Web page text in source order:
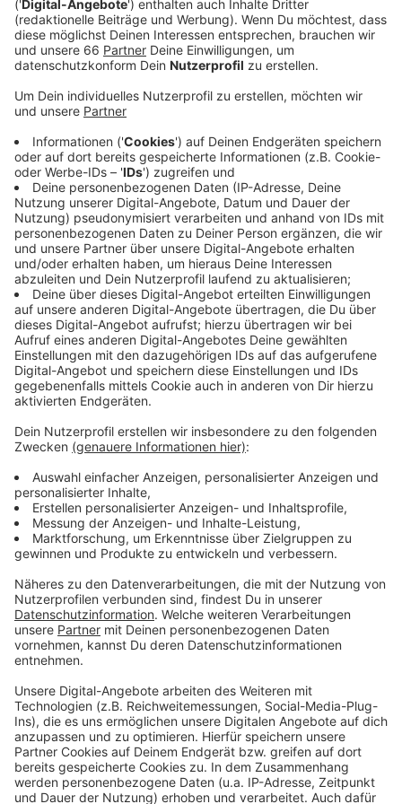
Anzeige
Im letzten Jahr sind bereits die Sanierungs- und
worden, jetzt soll es draußen eine bessere
Beleuchtung geben. Durch die Beleuchtung soll in den
Abendstunden eine Verbindung zwischen den
einzelnen Kulturbauten entstehen. Die Verwaltung soll
jetzt prüfen, ob und wie das rund um den Kunstpalast
umsetzbar ist. Berücksichtigt werden unter anderem
Themen wie Sicherheit, Ästhetik, Denkmalschutz
sowie Energieeffizienz. Als Anlass nimmt die
Ratsmehrheit das bald 100-jährige Bestehen der
Bauten im Ehrenhof.
Anzeige
Weitere Infos und Links zum Thema:
Anzeige
Hier geht es zum Antrag
Bessere Beleuchtung für die Düsseldorfer
Innenstadt
Anzeige